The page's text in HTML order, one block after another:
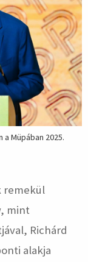
Müpában 2025.
remekül
mint
Richárd
alakja